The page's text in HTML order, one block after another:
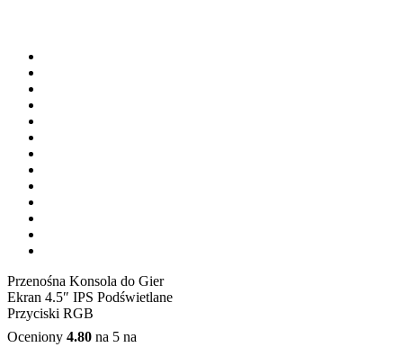
Przenośna Konsola do Gier
Ekran 4.5″ IPS Podświetlane
Przyciski RGB
Oceniony 4.80 na 5 na